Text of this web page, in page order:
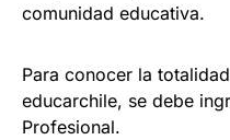
comunidad educativa.
Para conocer la
educarchile, se debe
Profesional.